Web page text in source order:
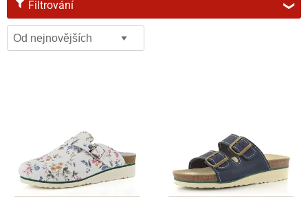
Filtrování ❯
VELIKOST
BARVY
bílá modrá
barevná